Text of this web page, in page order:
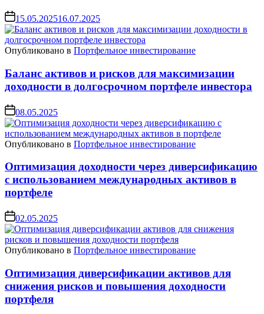
15.05.202516.07.2025
Опубликовано в Портфельное инвестирование
Баланс активов и рисков для максимизации
доходности в долгосрочном портфеле инвестора
08.05.2025
Опубликовано в Портфельное инвестирование
Оптимизация доходности через диверсификацию
с использованием международных активов в
портфеле
02.05.2025
Опубликовано в Портфельное инвестирование
Оптимизация диверсификации активов для
снижения рисков и повышения доходности
портфеля